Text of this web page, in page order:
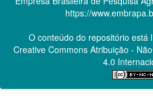
https://
O conteúdo do repositório está
Creative CommonsAtribuição -
4.0